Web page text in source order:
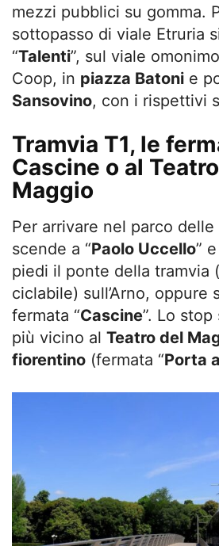
mezzi pubblici su gomma.
sottopasso di viale Etruria
“Talenti”, sul viale
Coop, in piazza Batoni e
Sansovino, con i rispettivi
Tramvia T1, le
Cascine o al
Maggio
Per arrivare nel parco
scende a “Paolo Uccello”
piedi il ponte della tramvia
ciclabile) sull’Arno, oppure
fermata “Cascine”. Lo
più vicino al Teatro del
fiorentino (fermata “Porta